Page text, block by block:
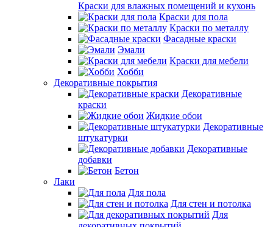
Краски для влажных помещений и кухонь
Краски для пола
Краски по металлу
Фасадные краски
Эмали
Краски для мебели
Хобби
Декоративные покрытия
Декоративные
краски
Жидкие обои
Декоративные
штукатурки
Декоративные
добавки
Бетон
Лаки
Для пола
Для стен и потолка
Для